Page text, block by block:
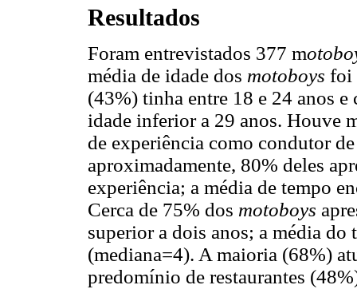
Resultados
Foram entrevistados 377 m
média de idade dos motoboys foi
(43%) tinha entre 18 e 24 anos e
idade inferior a 29 anos. Houve
de experiência como condutor
aproximadamente, 80% deles
experiência; a média de tempo
Cerca de 75% dos motoboys
superior a dois anos; a média
(mediana=4). A maioria (68%)
predomínio de restaurantes